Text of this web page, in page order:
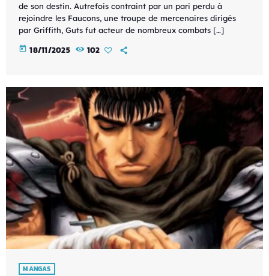
de son destin. Autrefois contraint par un pari perdu à
rejoindre les Faucons, une troupe de mercenaires dirigés
par Griffith, Guts fut acteur de nombreux combats […]
today 18/11/2025 102
MANGAS